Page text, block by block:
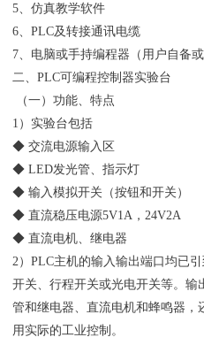
5、仿真教学软件
6、PLC及转接通讯电缆
7、电脑或手持编程器（用户自备或
二、PLC可编程控制器实验台
（一）功能、特点
1）实验台包括
◆ 交流电源输入区 ◆
◆ LED发光管、指示灯
◆ 输入模拟开关（按钮和开
◆ 直流稳压电源5V1A，
◆ 直流电机、继电器
2）PLC主机的输入输出端口均已
开关、行程开关或光电开关等。
管和继电器、直流电机和蜂鸣器，
用实际的工业控制。